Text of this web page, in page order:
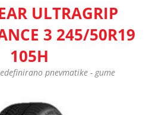
ULTRAGRIP
3 245/50R19
105H
pnevmatike - gume